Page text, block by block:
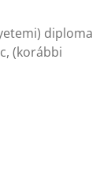
diploma
(korábbi